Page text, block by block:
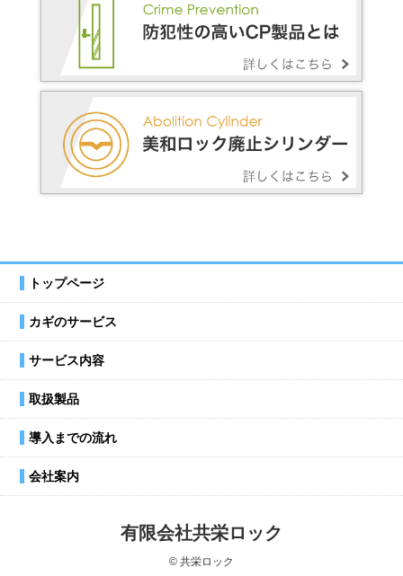
トップページ
カギのサービス
サービス内容
取扱製品
導入までの流れ
会社案内
有限会社共栄ロック
© 共栄ロック